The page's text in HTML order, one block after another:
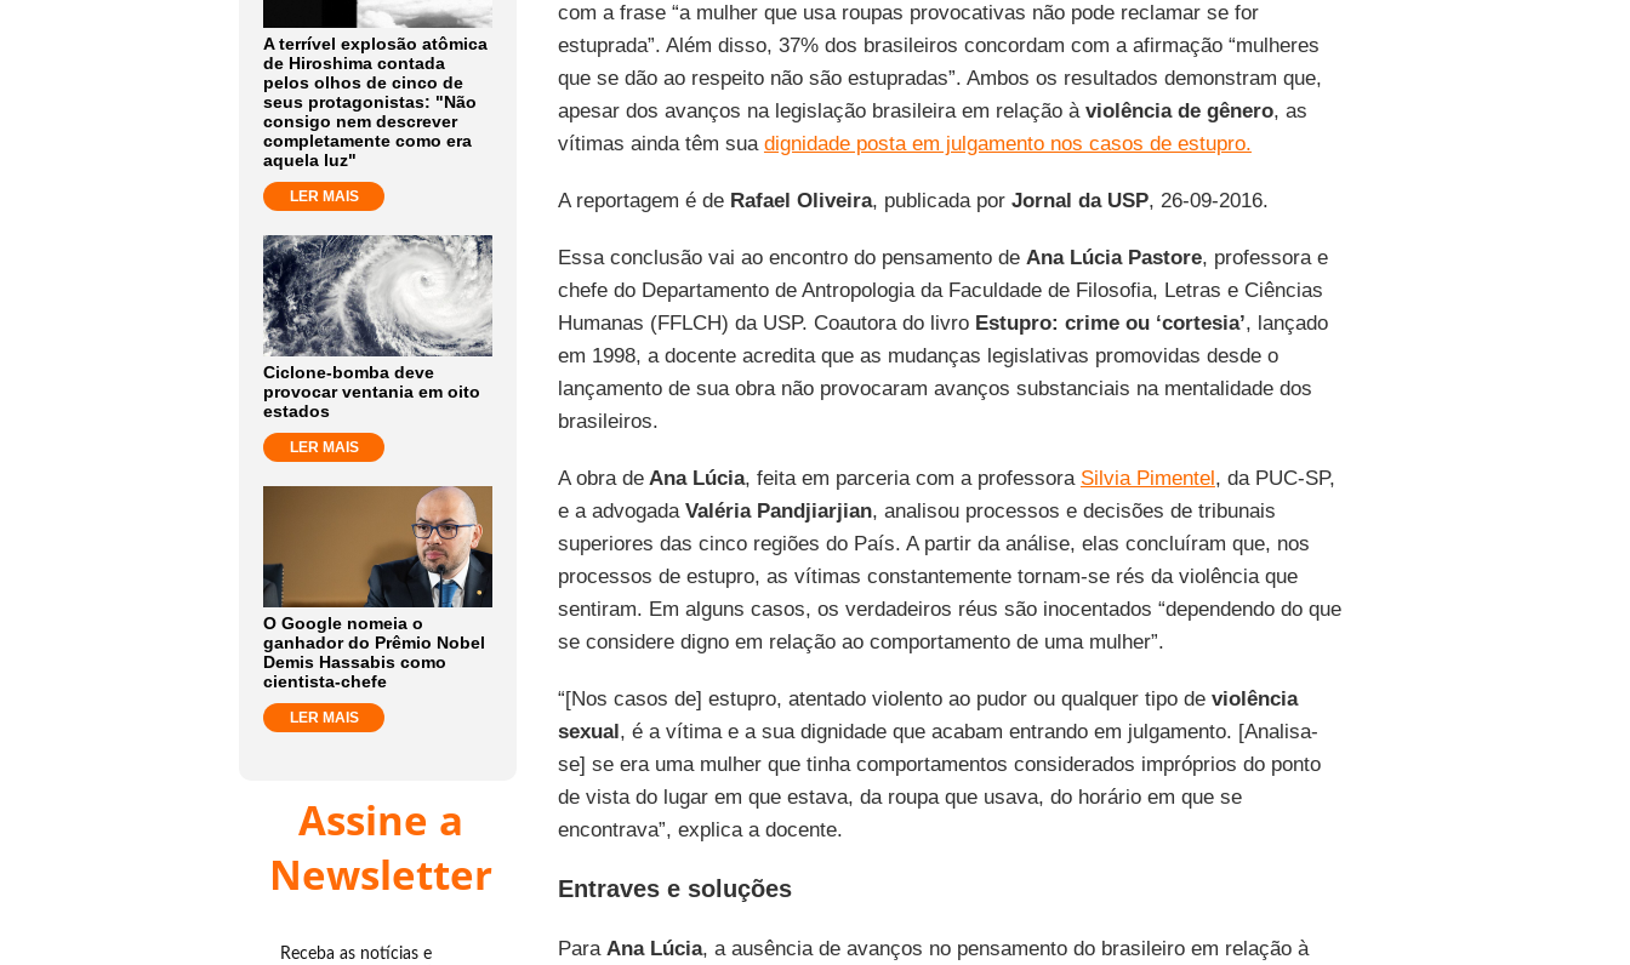
A terrível explosão atômica
de Hiroshima contada
pelos olhos de cinco de
seus protagonistas: "Não
consigo nem descrever
completamente como era
aquela luz"
LER MAIS
Ciclone-bomba deve
provocar ventania em oito
estados
LER MAIS
O Google nomeia o
ganhador do Prêmio Nobel
Demis Hassabis como
cientista-chefe
LER MAIS
Assine a
Newsletter
Receba as notícias e
com a frase “a mulher que usa roupas provocativas não pode reclamar se for
estuprada”. Além disso, 37% dos brasileiros concordam com a afirmação “mulheres
que se dão ao respeito não são estupradas”. Ambos os resultados demonstram que,
apesar dos avanços na legislação brasileira em relação à violência de gênero, as
vítimas ainda têm sua dignidade posta em julgamento nos casos de estupro.
A reportagem é de Rafael Oliveira, publicada porJornal da USP, 26-09-2016.
Essa conclusão vai ao encontro do pensamento de Ana Lúcia Pastore, professora e
chefe do Departamento de Antropologia da Faculdade de Filosofia, Letras e Ciências
Humanas (FFLCH) da USP. Coautora do livro Estupro: crime ou ‘cortesia’, lançado
em 1998, a docente acredita que as mudanças legislativas promovidas desde o
lançamento de sua obra não provocaram avanços substanciais na mentalidade dos
brasileiros.
A obra deAna Lúcia, feita em parceria com a professora Silvia Pimentel, da PUC-SP,
e a advogadaValéria Pandjiarjian, analisou processos e decisões de tribunais
superiores das cinco regiões do País. A partir da análise, elas concluíram que, nos
processos de estupro, as vítimas constantemente tornam-se rés da violência que
sentiram. Em alguns casos, os verdadeiros réus são inocentados “dependendo do que
se considere digno em relação ao comportamento de uma mulher”.
“[Nos casos de] estupro, atentado violento ao pudor ou qualquer tipo de violência
sexual, é a vítima e a sua dignidade que acabam entrando em julgamento. [Analisa-
se] se era uma mulher que tinha comportamentos considerados impróprios do ponto
de vista do lugar em que estava, da roupa que usava, do horário em que se
encontrava”, explica a docente.
Entraves e soluções
Para Ana Lúcia, a ausência de avanços no pensamento do brasileiro em relação à